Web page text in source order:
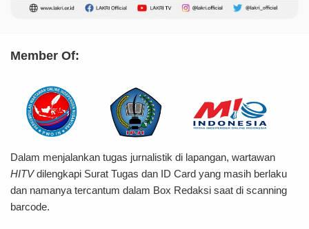
Member Of:
Dalam menjalankan tugas jurnalistik di lapangan, wartawan
HITVdilengkapi Surat Tugas dan ID Card yang masih berlaku
dan namanya tercantum dalam Box Redaksi saat di scanning
barcode.